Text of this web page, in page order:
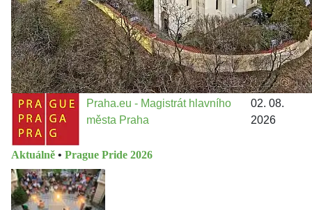
Praha.eu - Magistrát hlavního
města Praha
02. 08.
2026
Aktuálně • Prague Pride 2026